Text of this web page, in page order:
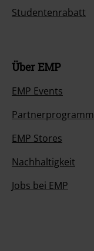
Studentenrabatt
Über EMP
EMP Events
Partnerprogramm
EMP Stores
Nachhaltigkeit
Jobs bei EMP